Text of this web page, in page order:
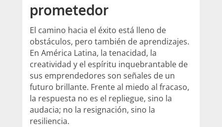
prometedor
El camino hacia el éxito está lleno de
obstáculos, pero también de aprendizajes.
En América Latina, la tenacidad, la
creatividad y el espíritu inquebrantable de
sus emprendedores son señales de un
futuro brillante. Frente al miedo al fracaso,
la respuesta no es el repliegue, sino la
audacia; no la resignación, sino la
resiliencia.